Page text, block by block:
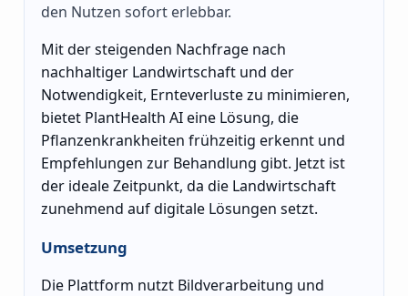
den Nutzen sofort erlebbar.
Mit der steigenden Nachfrage nach
nachhaltiger Landwirtschaft und der
Notwendigkeit, Ernteverluste zu minimieren,
bietet PlantHealth AI eine Lösung, die
Pflanzenkrankheiten frühzeitig erkennt und
Empfehlungen zur Behandlung gibt. Jetzt ist
der ideale Zeitpunkt, da die Landwirtschaft
zunehmend auf digitale Lösungen setzt.
Umsetzung
Die Plattform nutzt Bildverarbeitung und